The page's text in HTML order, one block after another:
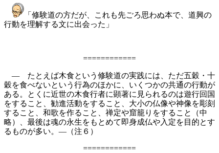
「修験道の方だが、これも先ごろ思わぬ本で、道興の
行動を理解する文に出会った」
============
― たとえば木食という修験道の実践には、ただ五穀・十
穀を食べないという行為のほかに、いくつかの共通の行動が
ある。とくに近世の木食行者に顕著に見られるのは遊行回国
をすること、勧進活動をすること、大小の仏像や神像を彫刻
すること、和歌を作ること、禅定や窟籠りをすること（中
略）、最後は魂の永生をもとめて即身成仏や入定を目的とす
るものが多い。―（注６）
============